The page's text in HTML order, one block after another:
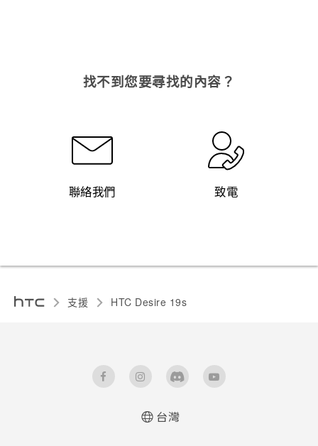
找不到您要尋找的內容？
聯絡我們 致電
支援 ‎HTC Desire 19s‎
台灣